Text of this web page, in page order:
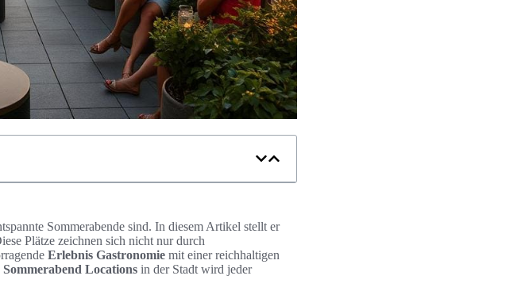
Sommerabende sind. In diesem Artikel stellt er
Plätze zeichnen sich nicht nur durch
Erlebnis Gastronomie mit einer reichhaltigen
Sommerabend Locations in der Stadt wird jeder